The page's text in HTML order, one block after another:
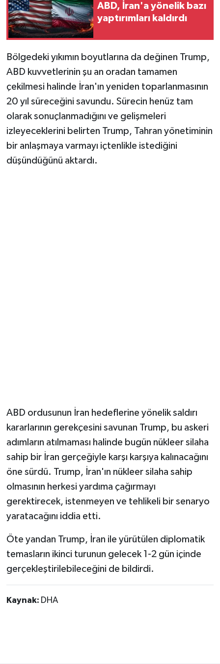
ABD, İran'a yönelik bazı
yaptırımları kaldırdı
Bölgedeki yıkımın boyutlarına da değinen Trump,
ABD kuvvetlerinin şu an oradan tamamen
çekilmesi halinde İran'ın yeniden toparlanmasının
20 yıl süreceğini savundu. Sürecin henüz tam
olarak sonuçlanmadığını ve gelişmeleri
izleyeceklerini belirten Trump, Tahran yönetiminin
bir anlaşmaya varmayı içtenlikle istediğini
düşündüğünü aktardı.
ABD ordusunun İran hedeflerine yönelik saldırı
kararlarının gerekçesini savunan Trump, bu askeri
adımların atılmaması halinde bugün nükleer silaha
sahip bir İran gerçeğiyle karşı karşıya kalınacağını
öne sürdü. Trump, İran'ın nükleer silaha sahip
olmasının herkesi yardıma çağırmayı
gerektirecek, istenmeyen ve tehlikeli bir senaryo
yaratacağını iddia etti.
Öte yandan Trump, İran ile yürütülen diplomatik
temasların ikinci turunun gelecek 1-2 gün içinde
gerçekleştirilebileceğini de bildirdi.
Kaynak: DHA
Vasıta
Yaşam